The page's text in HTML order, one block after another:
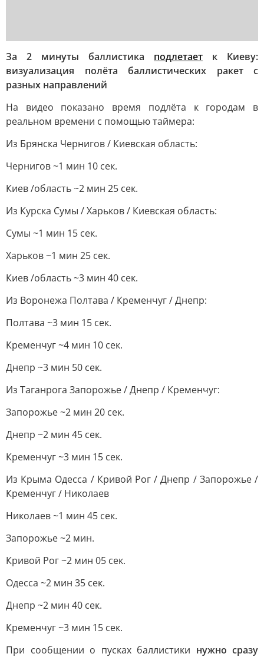
За 2 минуты баллистика подлетает к Киеву:
визуализация полёта баллистических ракет с
разных направлений
На видео показано время подлёта к городам в
реальном времени с помощью таймера:
Из Брянска Чернигов / Киевская область:
Чернигов ~1 мин 10 сек.
Киев /область ~2 мин 25 сек.
Из Курска Сумы / Харьков / Киевская область:
Сумы ~1 мин 15 сек.
Харьков ~1 мин 25 сек.
Киев /область ~3 мин 40 сек.
Из Воронежа Полтава / Кременчуг / Днепр:
Полтава ~3 мин 15 сек.
Кременчуг ~4 мин 10 сек.
Днепр ~3 мин 50 сек.
Из Таганрога Запорожье / Днепр / Кременчуг:
Запорожье ~2 мин 20 сек.
Днепр ~2 мин 45 сек.
Кременчуг ~3 мин 15 сек.
Из Крыма Одесса / Кривой Рог / Днепр / Запорожье /
Кременчуг / Николаев
Николаев ~1 мин 45 сек.
Запорожье ~2 мин.
Кривой Рог ~2 мин 05 сек.
Одесса ~2 мин 35 сек.
Днепр ~2 мин 40 сек.
Кременчуг ~3 мин 15 сек.
При сообщении о пусках баллистики нужно сразу